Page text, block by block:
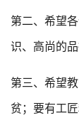
第二、希望
识、高尚的
第三、希望
贫；要有工